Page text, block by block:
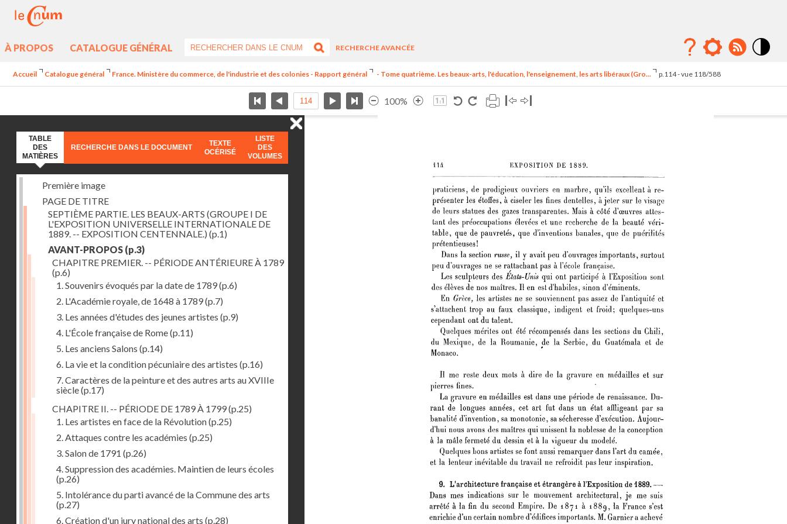
À PROPOS CATALOGUE GÉNÉRAL
RECHERCHE AVANCÉE
Accueil Catalogue général France. Ministère du commerce, de l'industrie et des colonies - Rapport général - Tome quatrième. Les beaux-arts, l'éducation, l'enseignement, les arts libéraux (Gro... p.114 - vue 118/588
100%
TABLE
DES
MATIÈRES
RECHERCHE DANS LE DOCUMENT
TEXTE
OCÉRISÉ
LISTE
DES
VOLUMES
Première image
PAGE DE TITRE
SEPTIÈME PARTIE. LES BEAUX-ARTS (GROUPE I DE
L'EXPOSITION UNIVERSELLE INTERNATIONALE DE
1889. -- EXPOSITION CENTENNALE.) (p.1)
AVANT-PROPOS (p.3)
CHAPITRE PREMIER. -- PÉRIODE ANTÉRIEURE À 1789
(p.6)
1. Souvenirs évoqués par la date de 1789(p.6)
2. L'Académie royale, de 1648 à 1789(p.7)
3. Les années d'études des jeunes artistes (p.9)
4. L'École française de Rome(p.11)
5. Les anciens Salons (p.14)
6. La vie et la condition pécuniaire des artistes (p.16)
7. Caractères de la peinture et des autres arts au XVIIIe
siècle(p.17)
CHAPITRE II. -- PÉRIODE DE 1789 À 1799(p.25)
1. Les artistes en face de la Révolution(p.25)
2. Attaques contre les académies (p.25)
3. Salon de 1791 (p.26)
4. Suppression des académies. Maintien de leurs écoles
(p.26)
5. Intolérance du parti avancé de la Commune des arts
(p.27)
6. Création d'un jury national des arts (p.28)